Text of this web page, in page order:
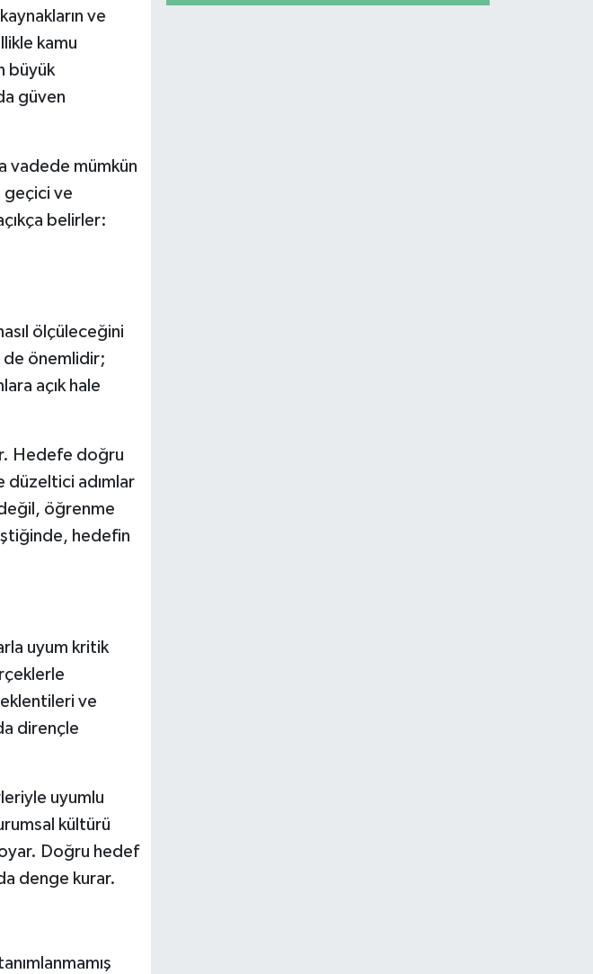
ve
kamu
büyük
güven
vadede mümkün
geçici ve
belirler:
ölçüleceğini
önemlidir;
açık hale
Hedefe doğru
adımlar
öğrenme
hedefin
uyum kritik
ve
dirençle
uyumlu
kültürü
Doğru hedef
denge kurar.